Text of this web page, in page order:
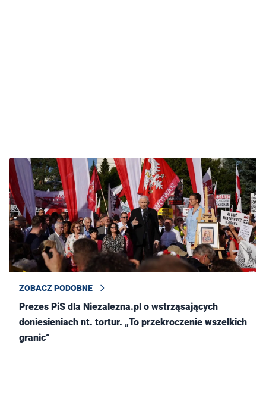
ZOBACZ PODOBNE
Prezes PiS dla Niezalezna.pl o wstrząsających
doniesieniach nt. tortur. „To przekroczenie wszelkich
granic“